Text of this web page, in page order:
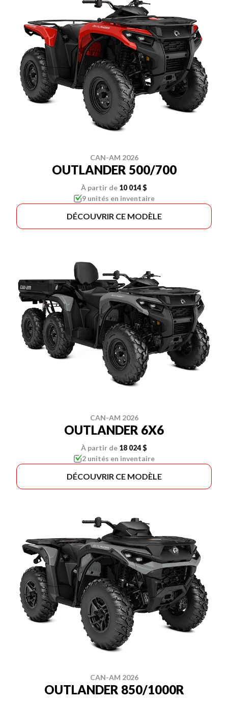
CAN-AM 2026
OUTLANDER 500/700
À partir de 10 014 $
9 unités en inventaire
DÉCOUVRIR CE MODÈLE
CAN-AM 2026
OUTLANDER 6X6
À partir de 18 024 $
2 unités en inventaire
DÉCOUVRIR CE MODÈLE
CAN-AM 2026
OUTLANDER 850/1000R